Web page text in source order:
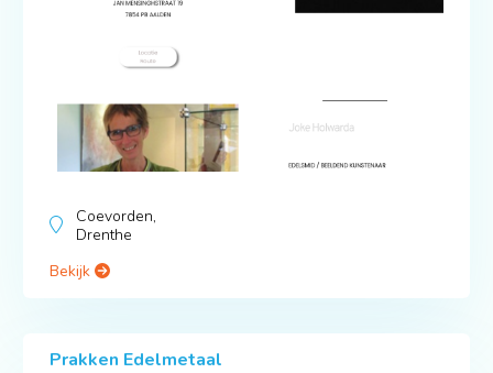
Coevorden,
Drenthe
Bekijk
Prakken Edelmetaal